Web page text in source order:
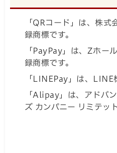
「QRコード」は、株式
録商標です。
「PayPay」は、Zホー
録商標です。
「LINEPay」は、LINE
「Alipay」は、アドバ
ズ カンパニー リミテッ